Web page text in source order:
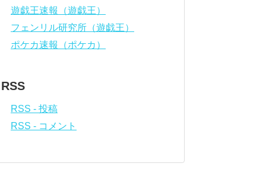
遊戯王速報（遊戯王）
フェンリル研究所（遊戯王）
ポケカ速報（ポケカ）
RSS
RSS - 投稿
RSS - コメント